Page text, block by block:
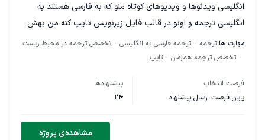
انگلیسی ویدئوها و ویدیوهای کوتاه منو که به فارسی هستند به
انگلیسی ترجمه و‌ اونو در قالب فایل زیرنویس تایپ کنه من بهش
دسترسی میدم و باید اونا رو همزمان ترجمه و تایپ کنه به نحوی
که مخاطب بتونه ویدیو هام رو با زیرنویس انگلیسی هم تماشا کنه
که هست اگر تسلط ترجمه همزمان و تایپ داشته باشید کار هر دو
طرف راحت تر خواهد بود
مهارت ها:ترجمه ترجمه فارسی به انگلیسی
تخصص ترجمه در محیط زیست
تخصص ترجمه همزمان
تایپ
فرصت انتخاب
پایان فرصت ارسال پیشنهاد
پیشنهادها
24
مشاهده‌ی پروژه